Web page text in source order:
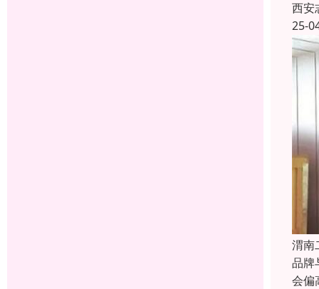
西安
25-
渭南
品牌
会偏